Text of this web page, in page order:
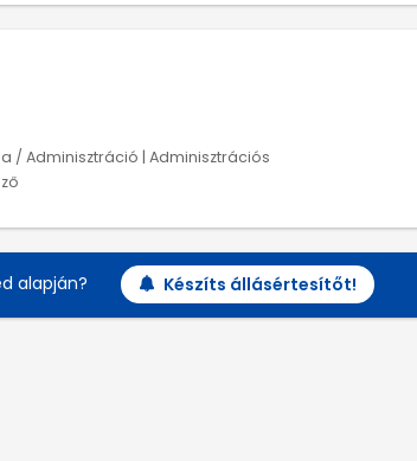
/ Adminisztráció | Adminisztrációs
alapján? Készíts állásértesítőt!